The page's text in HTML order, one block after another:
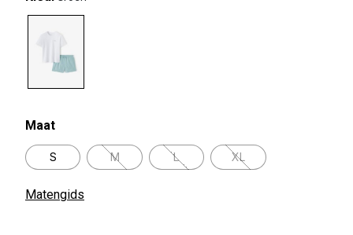
Maat
S M L XL
Matengids